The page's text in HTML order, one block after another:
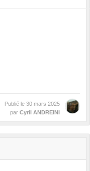
Publié le 30 mars 2025
par Cyril ANDREINI